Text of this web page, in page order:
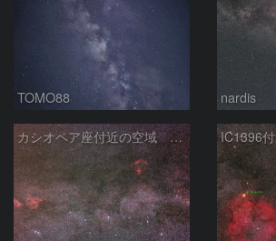
TOMO88 nardis
カシオペア座付近の空域 260720